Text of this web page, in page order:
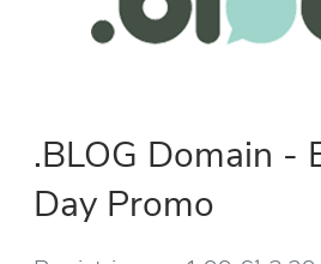
.BLOG Domain -
Day Promo